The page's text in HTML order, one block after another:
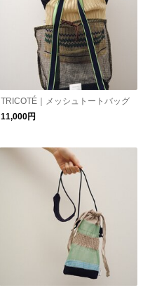
TRICOTÉ｜メッシュトートバッグ
11,000円